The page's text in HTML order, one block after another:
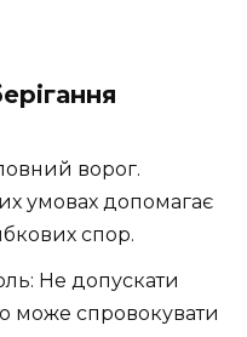
ворог.
умовах допомагає
спор.
Не допускати
може спровокувати